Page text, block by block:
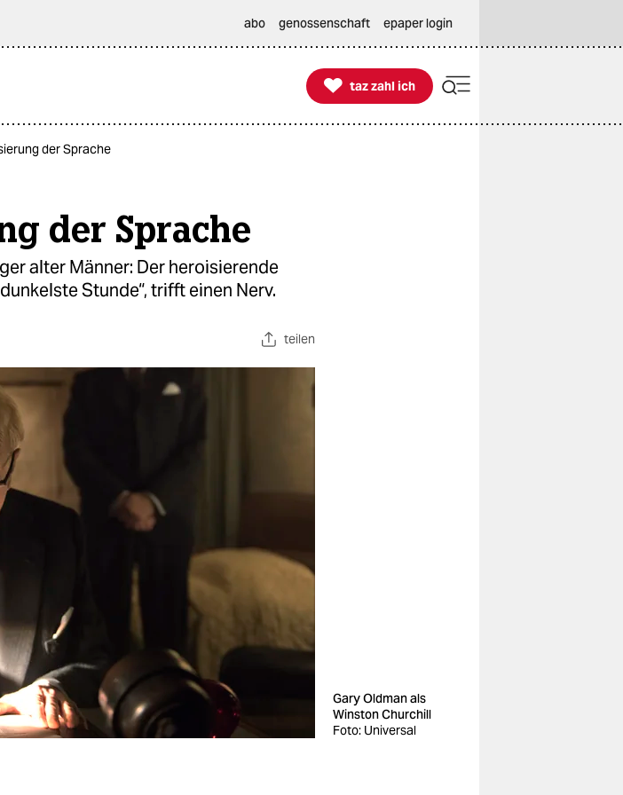
abo genossenschaft epaper login

taz zahl ich
taz zahl ich
der Sprache
der Sprache
alter Männer: Der heroisierende
Stunde“, trifft einen Nerv.
teilen
Gary Oldman als
Winston Churchill
Foto: Universal